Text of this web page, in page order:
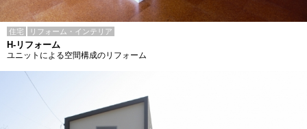
住宅 リフォーム・インテリア
H-リフォーム
ユニットによる空間構成のリフォーム